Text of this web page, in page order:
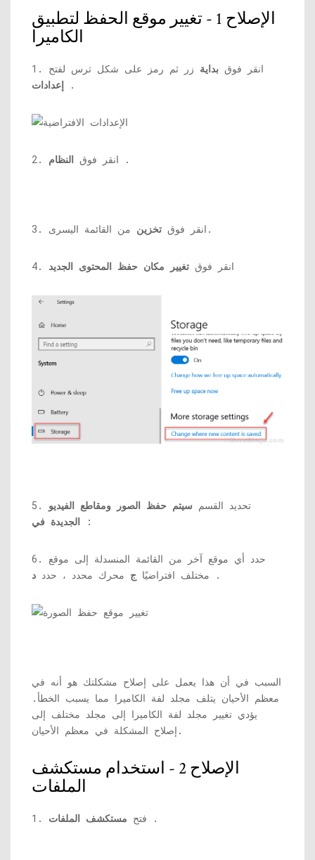
الإصلاح 1 - تغيير موقع الحفظ لتطبيق
الكاميرا
1. انقر فوق بداية زر ثم رمز على شكل ترس لفتح
إعدادات .
2. انقر فوق النظام .
3. انقر فوق تخزين من القائمة اليسرى.
4. انقر فوق تغيير مكان حفظ المحتوى الجديد
5. تحديد القسم سيتم حفظ الصور ومقاطع الفيديو
الجديدة في :
6. حدد أي موقع آخر من القائمة المنسدلة إلى موقع
مختلف افتراضيًا ج محرك محدد ، حدد د .
السبب في أن هذا يعمل على إصلاح مشكلتك هو أنه في
معظم الأحيان يتلف مجلد لفة الكاميرا مما يسبب الخطأ.
يؤدي تغيير مجلد لفة الكاميرا إلى مجلد مختلف إلى
إصلاح المشكلة في معظم الأحيان.
الإصلاح 2 - استخدام مستكشف
الملفات
1. فتح مستكشف الملفات .